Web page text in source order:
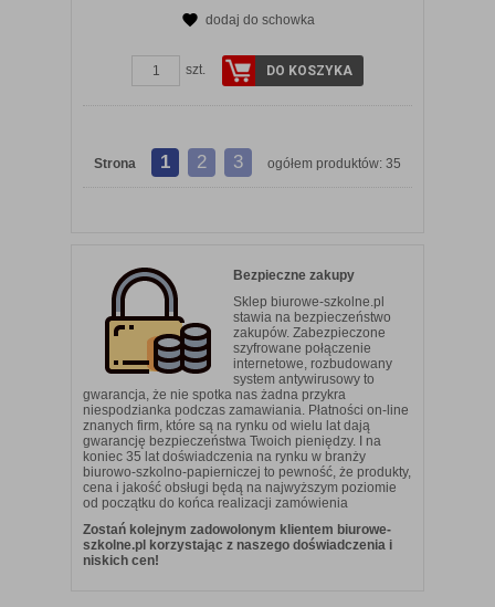
dodaj do schowka
szt. DO KOSZYKA
Strona 1 2 3 ogółem produktów: 35
Bezpieczne zakupy
Sklep biurowe-szkolne.pl
stawia na bezpieczeństwo
zakupów. Zabezpieczone
szyfrowane połączenie
internetowe, rozbudowany
system antywirusowy to
gwarancja, że nie spotka nas żadna przykra
niespodzianka podczas zamawiania. Płatności on-line
znanych firm, które są na rynku od wielu lat dają
gwarancję bezpieczeństwa Twoich pieniędzy. I na
koniec 35 lat doświadczenia na rynku w branży
biurowo-szkolno-papierniczej to pewność, że produkty,
cena i jakość obsługi będą na najwyższym poziomie
od początku do końca realizacji zamówienia
Zostań kolejnym zadowolonym klientem biurowe-
szkolne.pl korzystając z naszego doświadczenia i
niskich cen!